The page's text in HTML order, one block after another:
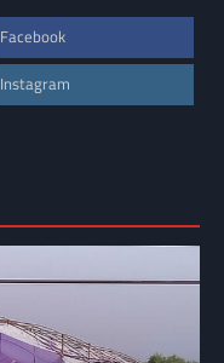
Facebook
Instagram